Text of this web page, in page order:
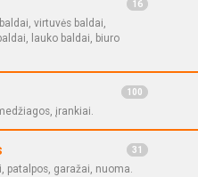
16
virtuvės baldai,
lauko baldai, biuro
100
įrankiai.
31
patalpos, garažai, nuoma.